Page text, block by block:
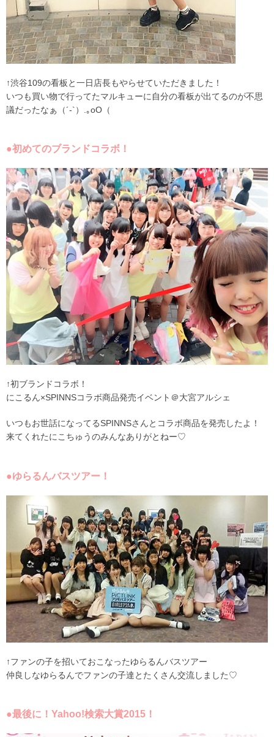
↑渋谷109の看板と一日店長もやらせていただきました！
いつも買い物で行ってたマルキューに自分の看板が出てるのが不思
議だったなぁ（´-`）.｡oO（
●初めてのブランドコラボ！
↑初ブランドコラボ！
にこるん×SPINNSコラボ商品発売イベント＠大宮アルシェ
いつもお世話になってるSPINNSさんとコラボ商品を発売したよ！
来てくれたにこちゅうのみんなありがとねー♡
●ゆらるんバスツアー！
↑ファンの子を招いておこなったゆらるんバスツアー
仲良しなゆらるんでファンの子達とたくさん交流しました♡
●最後に！Yahoo!検索大賞2015！